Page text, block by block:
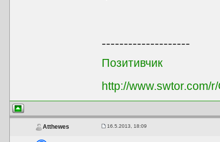
--------------------
Позитивчик
http://www.swtor.com/
Atthewes 16.5.2013, 18:09